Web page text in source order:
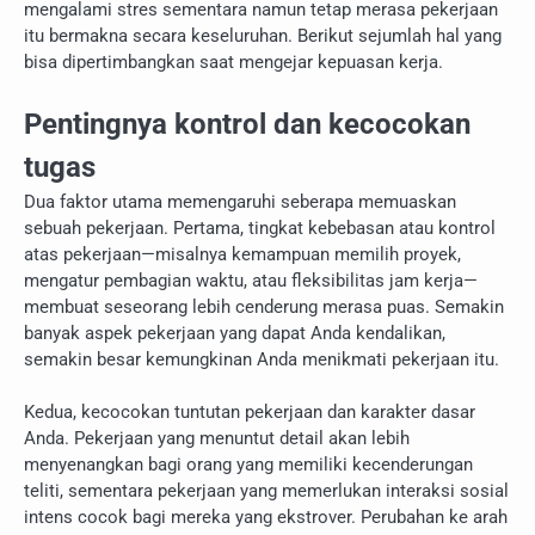
mengalami stres sementara namun tetap merasa pekerjaan
itu bermakna secara keseluruhan. Berikut sejumlah hal yang
bisa dipertimbangkan saat mengejar kepuasan kerja.
Pentingnya kontrol dan kecocokan
tugas
Dua faktor utama memengaruhi seberapa memuaskan
sebuah pekerjaan. Pertama, tingkat kebebasan atau kontrol
atas pekerjaan—misalnya kemampuan memilih proyek,
mengatur pembagian waktu, atau fleksibilitas jam kerja—
membuat seseorang lebih cenderung merasa puas. Semakin
banyak aspek pekerjaan yang dapat Anda kendalikan,
semakin besar kemungkinan Anda menikmati pekerjaan itu.
Kedua, kecocokan tuntutan pekerjaan dan karakter dasar
Anda. Pekerjaan yang menuntut detail akan lebih
menyenangkan bagi orang yang memiliki kecenderungan
teliti, sementara pekerjaan yang memerlukan interaksi sosial
intens cocok bagi mereka yang ekstrover. Perubahan ke arah